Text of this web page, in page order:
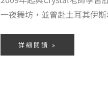
一夜舞坊，並曾赴土耳其伊
詳細閱讀 »